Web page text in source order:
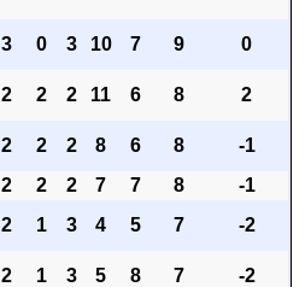
3 0 3 10 7 9 0
2 2 2 11 6 8 2
2 2 2 8 6 8
-1
2 2 2 7 7 8
-1
2 1 3 4 5 7 -2
2 1 3 5 8 7
-2